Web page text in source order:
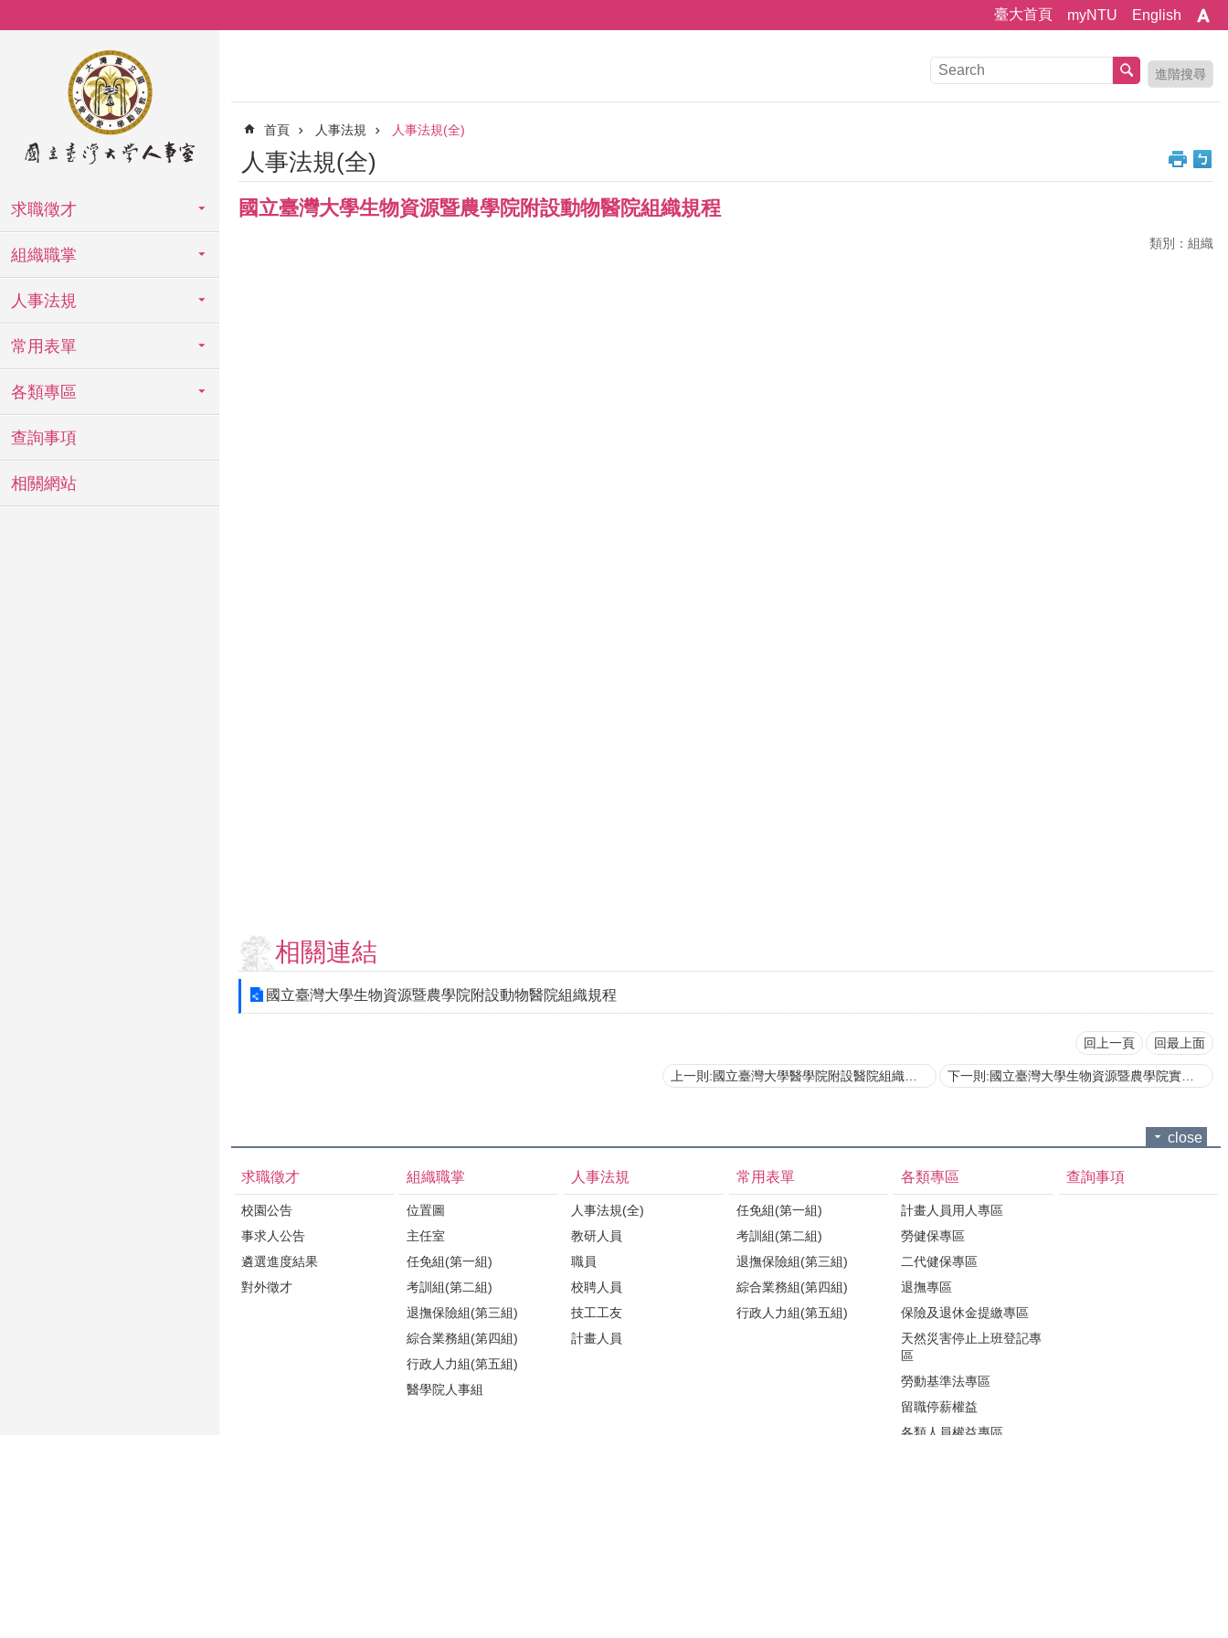
臺大首頁 myNTU English
求職徵才
組織職掌
人事法規
常用表單
各類專區
查詢事項
相關網站
進階搜尋
首頁 人事法規 人事法規(全)
人事法規(全)
國立臺灣大學生物資源暨農學院附設動物醫院組織規程
類別：組織
相關連結
國立臺灣大學生物資源暨農學院附設動物醫院組織規程
回上一頁 回最上面
上一則:國立臺灣大學醫學院附設醫院組織規程 下一則:國立臺灣大學生物資源暨農學院實驗林管理處組織規程
close
求職徵才
校園公告
事求人公告
遴選進度結果
對外徵才
組織職掌
位置圖
主任室
任免組(第一組)
考訓組(第二組)
退撫保險組(第三組)
綜合業務組(第四組)
行政人力組(第五組)
醫學院人事組
人事法規
人事法規(全)
教研人員
職員
校聘人員
技工工友
計畫人員
常用表單
任免組(第一組)
考訓組(第二組)
退撫保險組(第三組)
綜合業務組(第四組)
行政人力組(第五組)
各類專區
計畫人員用人專區
勞健保專區
二代健保專區
退撫專區
保險及退休金提繳專區
天然災害停止上班登記專
區
勞動基準法專區
留職停薪權益
各類人員權益專區
查詢事項